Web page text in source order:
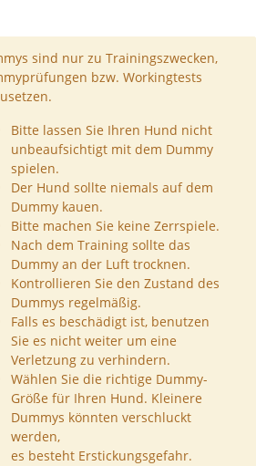
sind nur zu Trainingszwecken,
bzw. Workingtests
Bitte lassen Sie Ihren Hund nicht
unbeaufsichtigt mit dem Dummy
spielen.
Der Hund sollte niemals auf dem
Dummy kauen.
Bitte machen Sie keine Zerrspiele.
Nach dem Training sollte das
Dummy an der Luft trocknen.
Kontrollieren Sie den Zustand des
Dummys regelmäßig.
Falls es beschädigt ist, benutzen
Sie es nicht weiter um eine
Verletzung zu verhindern.
Wählen Sie die richtige Dummy-
Größe für Ihren Hund. Kleinere
Dummys könnten verschluckt
werden,
es besteht Erstickungsgefahr.